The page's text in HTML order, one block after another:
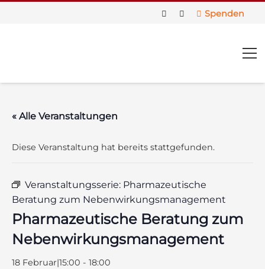
Spenden
« Alle Veranstaltungen
Diese Veranstaltung hat bereits stattgefunden.
Veranstaltungsserie: Pharmazeutische
Beratung zum Nebenwirkungsmanagement
Pharmazeutische Beratung zum
Nebenwirkungsmanagement
18 Februar|15:00 - 18:00